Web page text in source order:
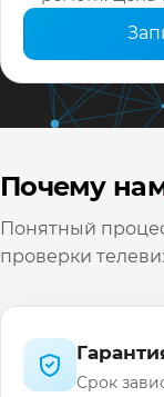
Почему
Понятный
проверки
Срок